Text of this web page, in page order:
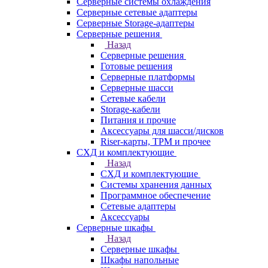
Серверные сетевые адаптеры
Серверные Storage-адаптеры
Серверные решения
Назад
Серверные решения
Готовые решения
Серверные платформы
Серверные шасси
Сетевые кабели
Storage-кабели
Питания и прочие
Аксессуары для шасси/дисков
Riser-карты, TPM и прочее
СХД и комплектующие
Назад
СХД и комплектующие
Системы хранения данных
Программное обеспечение
Сетевые адаптеры
Аксессуары
Серверные шкафы
Назад
Серверные шкафы
Шкафы напольные